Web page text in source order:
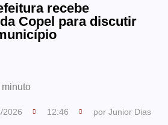
recebe
Copel para discutir
minuto
2026 12:46 por Junior Dias